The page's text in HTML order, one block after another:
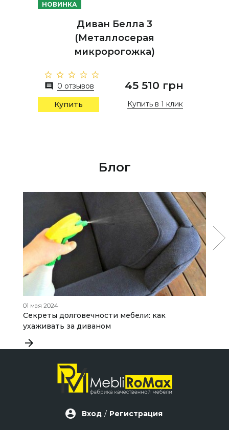
НОВИНКА
Диван Белла 3
(Металлосерая
микророгожка)
0 отзывов 45 510 грн
Купить Купить в 1 клик
Блог
01 мая 2024
Секреты долговечности мебели: как
ухаживать за диваном
Вход / Регистрация